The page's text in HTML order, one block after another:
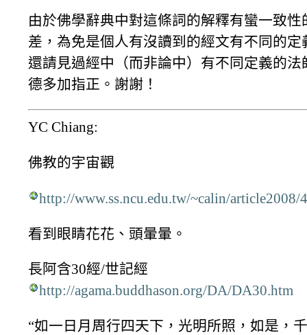
由於佛學辭典中對這條詞的解釋有蠻一致性
差，為免是個人有沒讀到的經文有不同的定
還請見過經中（而非論中）有不同定義的法
德多加指正。謝謝！
YC Chiang:
佛教的宇宙觀
http://www.ss.ncu.edu.tw/~calin/article2008/
看到眼睛花花、頭暈暈。
長阿含30經/世記經
http://agama.buddhason.org/DA/DA30.htm
“如一日月周行四天下，光明所照，如是，